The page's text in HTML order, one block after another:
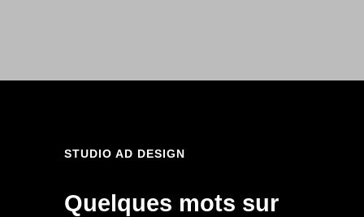
STUDIO AD DESIGN
Quelques mots sur